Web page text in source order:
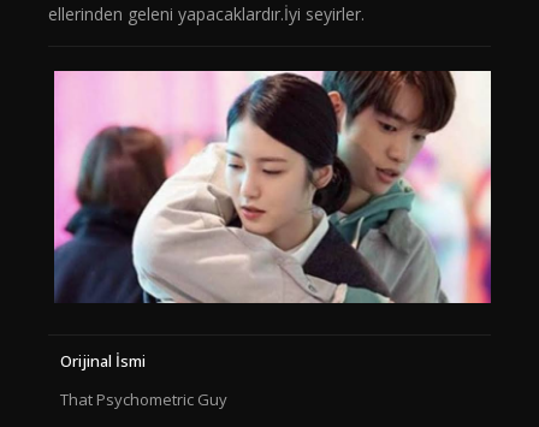
ellerinden geleni yapacaklardır.İyi seyirler.
Orijinal İsmi
That Psychometric Guy